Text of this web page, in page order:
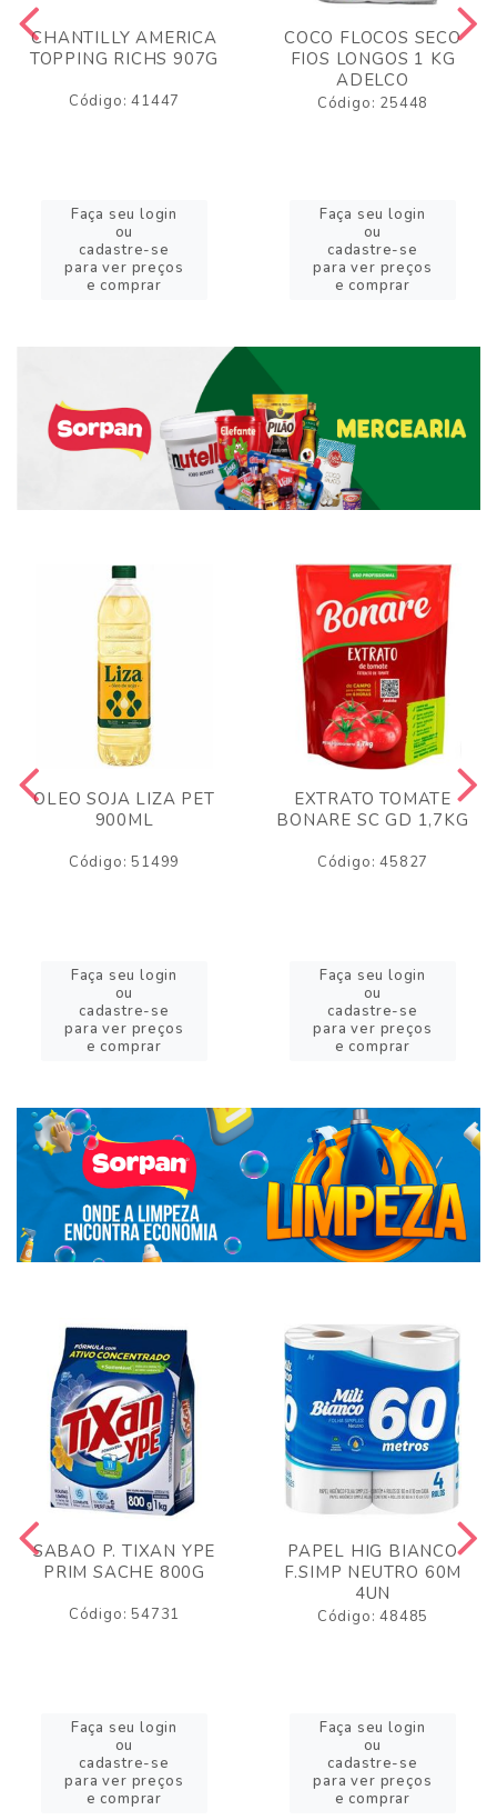
CHANTILLY AMERICA
TOPPING RICHS 907G
Código: 41447
Faça seu login
ou
cadastre-se
para ver preços
e comprar
COCO FLOCOS SECO
FIOS LONGOS 1 KG
ADELCO
Código: 25448
Faça seu login
ou
cadastre-se
para ver preços
e comprar
OLEO SOJA LIZA PET
900ML
Código: 51499
Faça seu login
ou
cadastre-se
para ver preços
e comprar
EXTRATO TOMATE
BONARE SC GD 1,7KG
Código: 45827
Faça seu login
ou
cadastre-se
para ver preços
e comprar
SABAO P. TIXAN YPE
PRIM SACHE 800G
Código: 54731
Faça seu login
ou
cadastre-se
para ver preços
e comprar
PAPEL HIG BIANCO
F.SIMP NEUTRO 60M
4UN
Código: 48485
Faça seu login
ou
cadastre-se
para ver preços
e comprar